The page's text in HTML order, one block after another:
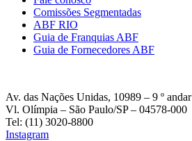
Comissões Segmentadas
ABF RIO
Guia de Franquias ABF
Guia de Fornecedores ABF
Av. das Nações Unidas, 10989 – 9 º andar
Vl. Olímpia – São Paulo/SP – 04578-000
Tel: (11) 3020-8800
Instagram